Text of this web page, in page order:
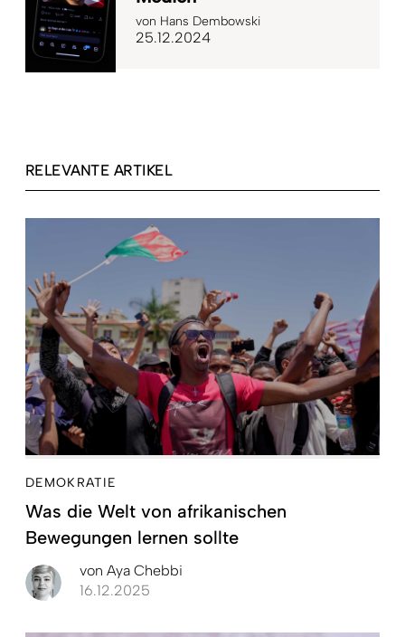
von Hans Dembowski
25.12.2024
RELEVANTE ARTIKEL
DEMOKRATIE
Was die Welt von afrikanischen
Bewegungen lernen sollte
von Aya Chebbi
16.12.2025